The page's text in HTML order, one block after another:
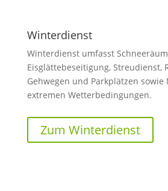
Winterdienst
Winterdienst umfasst
Eisglättebeseitigung, Streudienst,
Gehwegen und Parkplätzen
extremen Wetterbedingungen.
Zum Winterdienst